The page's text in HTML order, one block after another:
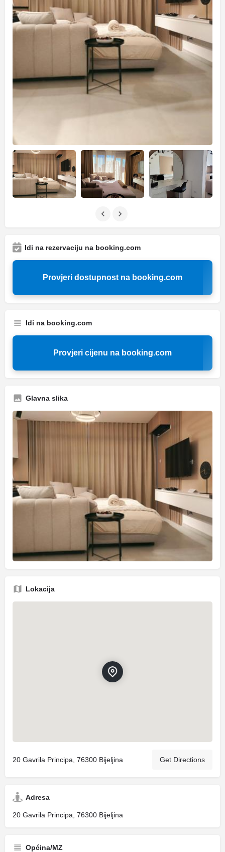
Idi na rezervaciju na booking.com
Provjeri dostupnost na booking.com
Idi na booking.com
Provjeri cijenu na booking.com
Glavna slika
Lokacija
20 Gavrila Principa, 76300 Bijeljina Get Directions
Adresa
20 Gavrila Principa, 76300 Bijeljina
Općina/MZ